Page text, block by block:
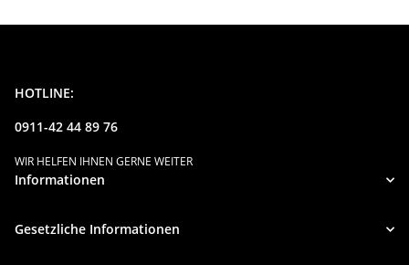
HOTLINE:
0911-42 44 89 76
WIR HELFEN IHNEN GERNE WEITER
Informationen
Gesetzliche Informationen